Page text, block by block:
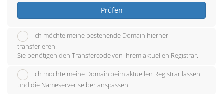
Prüfen
Ich möchte meine bestehende Domain hierher
transferieren.
Sie benötigen den Transfercode von Ihrem aktuellen Registrar.
Ich möchte meine Domain beim aktuellen Registrar lassen
und die Nameserver selber anspassen.